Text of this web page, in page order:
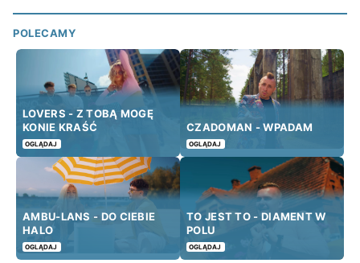
POLECAMY
LOVERS - Z TOBĄ MOGĘ
KONIE KRAŚĆ
OGLĄDAJ
CZADOMAN - WPADAM
OGLĄDAJ
AMBU-LANS - DO CIEBIE
HALO
OGLĄDAJ
TO JEST TO - DIAMENT W
POLU
OGLĄDAJ